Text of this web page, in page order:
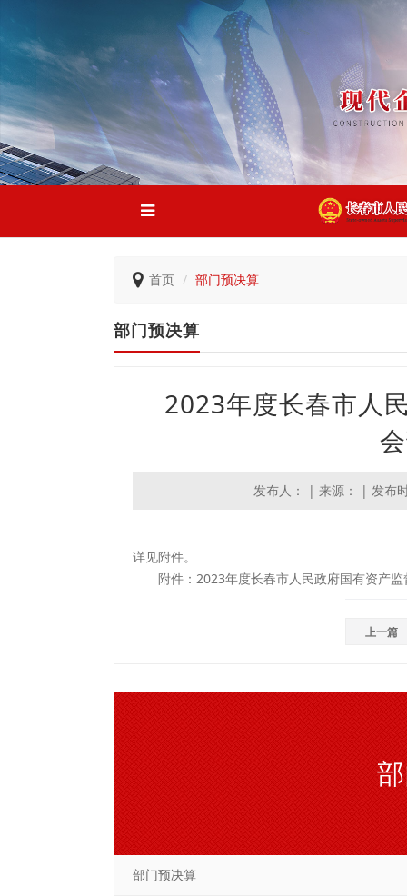
首页 部门预决算
部门预决算
2023年度长春市人
发布人： | 来源： | 发布
详见附件。
附件： 2023年度长春市人民政府国有资产
上一篇
部门预决算